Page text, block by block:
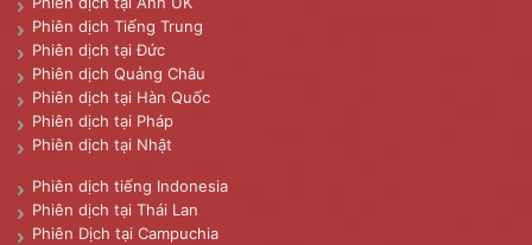
Phiên dịch Tiếng Trung
Phiên dịch tại Đức
Phiên dịch Quảng Châu
Phiên dịch tại Hàn Quốc
Phiên dịch tại Pháp
Phiên dịch tại Nhật
Phiên dịch tiếng Indonesia
Phiên dịch tại Thái Lan
Phiên Dịch tại Campuchia